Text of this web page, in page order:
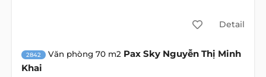
Detail
2842 Văn phòng 70 m2 Pax Sky Nguyễn Thị Minh
Khai